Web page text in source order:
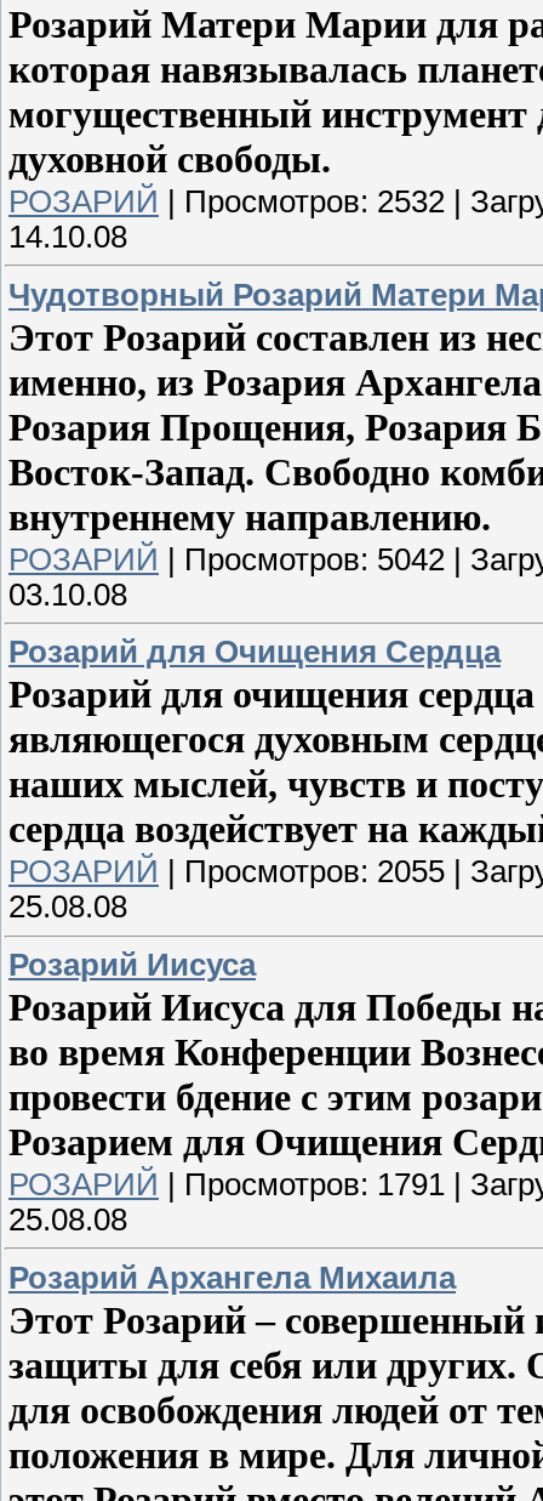
Розарий Матери Марии для
которая навязывалась
могущественный
духовной свободы.
РОЗАРИЙ Просмотров: 2532
14.10.08
Чудотворный Розарий Матери
Этот Розарий составлен из
именно, из Розария
Розария Прощения, Розария
Восток-Запад. Свободно
внутреннему направлению.
РОЗАРИЙ | Просмотров: 5042 |
03.10.08
Розарий для Очищения Сердца
Розарий для очищения сердца
являющегося духовным
наших мыслей, чувств и
сердца воздействует на
РОЗАРИЙ Просмотров: 2055
25.08.08
Розарий Иисуса
Розарий Иисуса для Победы
во время Конференции
провести бдение с этим
Розарием для Очищения
РОЗАРИЙ Просмотров: 1791
25.08.08
Розарий Архангела Михаила
Этот Розарий – совершенный
защиты для себя или
для освобождения людей от
положения в мире. Для